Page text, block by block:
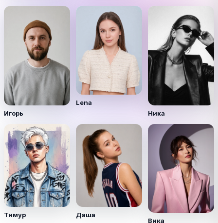
Игорь
Lena
Ника
Тимур Даша
Вика